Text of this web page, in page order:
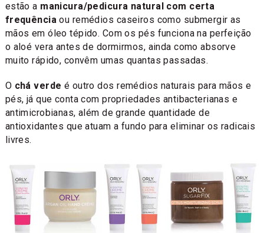
estão a manicura/pedicura natural com certa
frequência ou remédios caseiros como submergir as
mãos em óleo tépido. Com os pés funciona na perfeição
o aloé vera antes de dormirmos, ainda como absorve
muito rápido, convêm umas quantas passadas.
O chá verde é outro dos remédios naturais para mãos e
pés, já que conta com propriedades antibacterianas e
antimicrobianas, além de grande quantidade de
antioxidantes que atuam a fundo para eliminar os radicais
livres.